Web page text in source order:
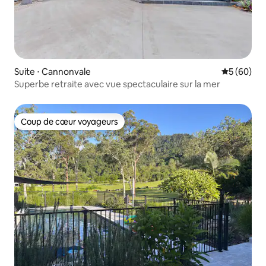
Suite ⋅ Cannonvale
5 (60)
Superbe retraite avec vue spectaculaire sur la mer
Coup de cœur voyageurs
Coup de cœur voyageurs